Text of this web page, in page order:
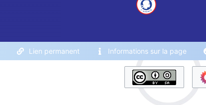
Lien permanent Informations sur la page